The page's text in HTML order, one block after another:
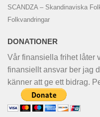
SCANDZA – Skandinaviska
Folkvandringar
DONATIONER
Vår finansiella frihet låter
finansiellt ansvar ber jag
känner att ge ett bidrag.